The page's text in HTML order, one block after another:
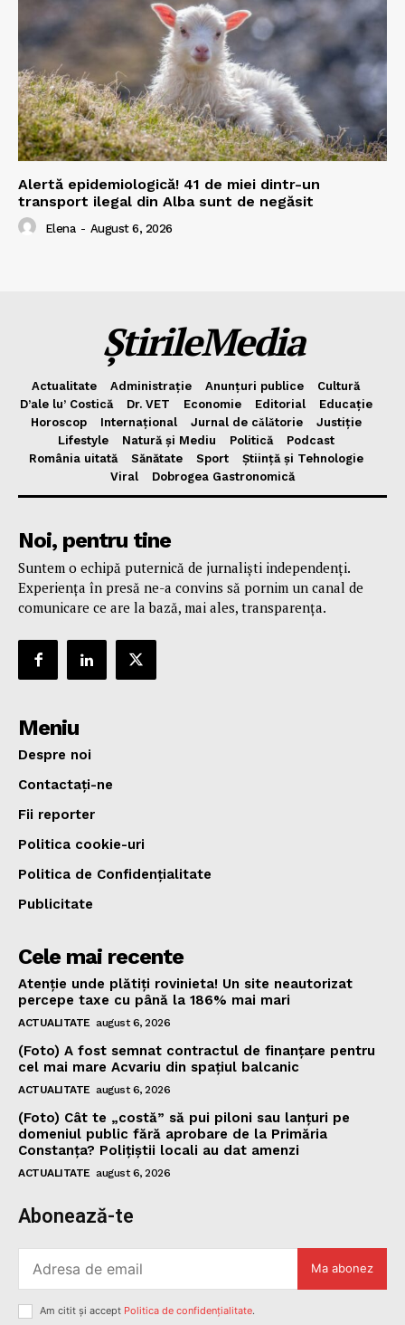
Alertă epidemiologică! 41 de miei dintr-un
transport ilegal din Alba sunt de negăsit
Elena - August 6, 2026
ȘtirileMedia
Actualitate Administrație Anunțuri publice
Cultură
D’ale lu’ Costică
Dr. VET Economie Editorial
Educație
Horoscop
Internațional Jurnal de cǎlǎtorie
Justiție
Lifestyle
Natură și Mediu Politică
Podcast
România uitată
Sănătate Sport
Știință și Tehnologie
Viral
Dobrogea Gastronomică
Noi, pentru tine
Suntem o echipă puternică de jurnaliști independenți.
Experiența în presă ne-a convins să pornim un canal de
comunicare ce are la bază, mai ales, transparența.
Meniu
Despre noi
Contactați-ne
Fii reporter
Politica cookie-uri
Politica de Confidențialitate
Publicitate
Cele mai recente
Atenție unde plătiți rovinieta! Un site neautorizat
percepe taxe cu până la 186% mai mari
ACTUALITATE august 6, 2026
(Foto) A fost semnat contractul de finanțare pentru
cel mai mare Acvariu din spațiul balcanic
ACTUALITATE august 6, 2026
(Foto) Cât te „costă” să pui piloni sau lanțuri pe
domeniul public fără aprobare de la Primăria
Constanța? Polițiștii locali au dat amenzi
ACTUALITATE august 6, 2026
Abonează-te
Ma abonez
Am citit și accept Politica de confidențialitate.